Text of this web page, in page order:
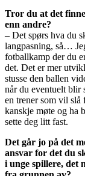
Tror du at det
enn andre?
– Det spørs hva du
langpasning, så…
fotballkamp der du
det. Det er mer
stusse den ballen
når du eventuelt blir
en trener som vil slå
kanskje møte og ha
sette deg litt fast.
Det går jo på det
ansvar for det du
i unge spillere, det